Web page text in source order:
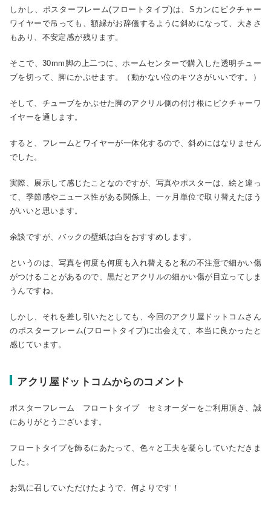
しかし、ポスターフレーム(フロートタイプ)は、Sカンにピクチャー
ワイヤーで吊っても、額縁がお辞儀するように斜めになって、大きさ
もあり、不安定感が残ります。
そこで、30mm脚の上二つに、ホームセンターで購入した透明チュー
ブを切って、脚にかぶせます。（動かない位のキツさがいいです。）
そして、チューブをかぶせた脚のアクリル側の付け根にピクチャーワ
イヤーを通します。
すると、フレームとワイヤーが一体化するので、斜めにはなりません
でした。
実際、展示して感じたことなのですが、写真やポスターは、絵と違っ
て、季節感やニュース性がある関係上、一ヶ月単位で取り替えたほう
がいいと思います。
余談ですが、バックの壁紙は白をおすすめします。
というのは、写真を何度も何度も入れ替えると私の不注意で細かい傷
がつけることがあるので、黒だとアクリルの細かい傷が目立ってしま
うんですね。
しかし、それを差し引いたとしても、今回のアクリ屋ドットコムさん
のポスターフレーム(フロートタイプ)に出会えて、本当に良かったと
感じています。
アクリ屋ドットコムからのコメント
ポスターフレーム フロートタイプ セミオーダーをご利用頂き、誠
にありがとうございます。
フロートタイプを飾るにあたって、色々と工夫を凝らしていただきま
した。
お気に召していただけたようで、何よりです！